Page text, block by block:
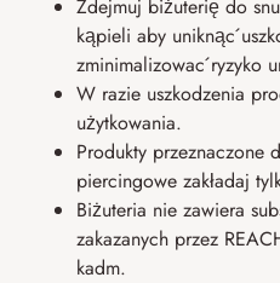
Zdejmuj biżuterię do
kąpieli aby uniknąć
zminimalizować ryzyko
W razie uszkodzenia
użytkowania.
Produkty przeznaczone
piercingowe zakładaj
Biżuteria nie zawiera
zakazanych przez
kadm.